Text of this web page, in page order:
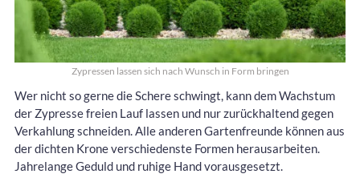
Zypressen lassen sich nach Wunsch in Form bringen
Wer nicht so gerne die Schere schwingt, kann dem Wachstum
der Zypresse freien Lauf lassen und nur zurückhaltend gegen
Verkahlung schneiden. Alle anderen Gartenfreunde können aus
der dichten Krone verschiedenste Formen herausarbeiten.
Jahrelange Geduld und ruhige Hand vorausgesetzt.